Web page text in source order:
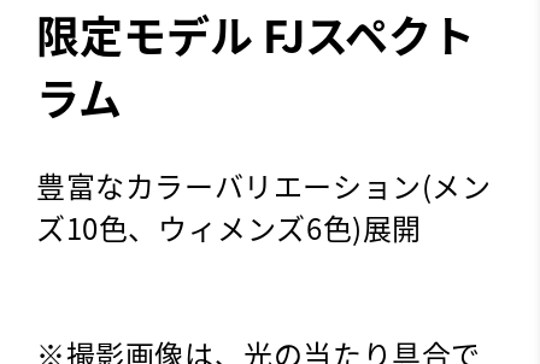
限定モデル FJスペクト
ラム
豊富なカラーバリエーション(メン
ズ10色、ウィメンズ6色)展開
※撮影画像は、光の当たり具合で